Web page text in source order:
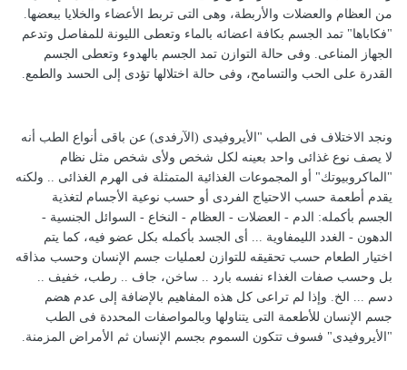
من العظام والعضلات والأربطة، وهى التى تربط الأعضاء والخلايا ببعضها.
"فكاباها" تمد الجسم بكافة اعضائه بالماء وتعطى الليونة للمفاصل وتدعم
الجهاز المناعى. وفى حالة التوازن تمد الجسم بالهدوء وتعطى الجسم
القدرة على الحب والتسامح، وفى حالة اختلالها تؤدى إلى الحسد والطمع.
ونجد الاختلاف فى الطب "الأيروفيدى (الآرفدى) عن باقى أنواع الطب أنه
لا يصف نوع غذائى واحد بعينه لكل شخص ولأى شخص مثل نظام
"الماكروبيوتك" أو المجموعات الغذائية المتمثلة فى الهرم الغذائى .. ولكنه
يقدم أطعمة حسب الاحتياج الفردى أو حسب نوعية الأجسام لتغذية
الجسم بأكمله: الدم - العضلات - العظام - النخاع - السوائل الجنسية -
الدهون - الغدد الليمفاوية ... أى الجسد بأكمله بكل عضو فيه، كما يتم
اختيار الطعام حسب تحقيقه للتوازن لعمليات جسم الإنسان وحسب مذاقه
بل وحسب صفات الغذاء نفسه بارد .. ساخن، جاف .. رطب، خفيف ..
دسم ... الخ. وإذا لم تراعى كل هذه المفاهيم بالإضافة إلى عدم هضم
جسم الإنسان للأطعمة التى يتناولها وبالمواصفات المحددة فى الطب
"الأيروفيدى" فسوف تتكون السموم بجسم الإنسان ثم الأمراض المزمنة.